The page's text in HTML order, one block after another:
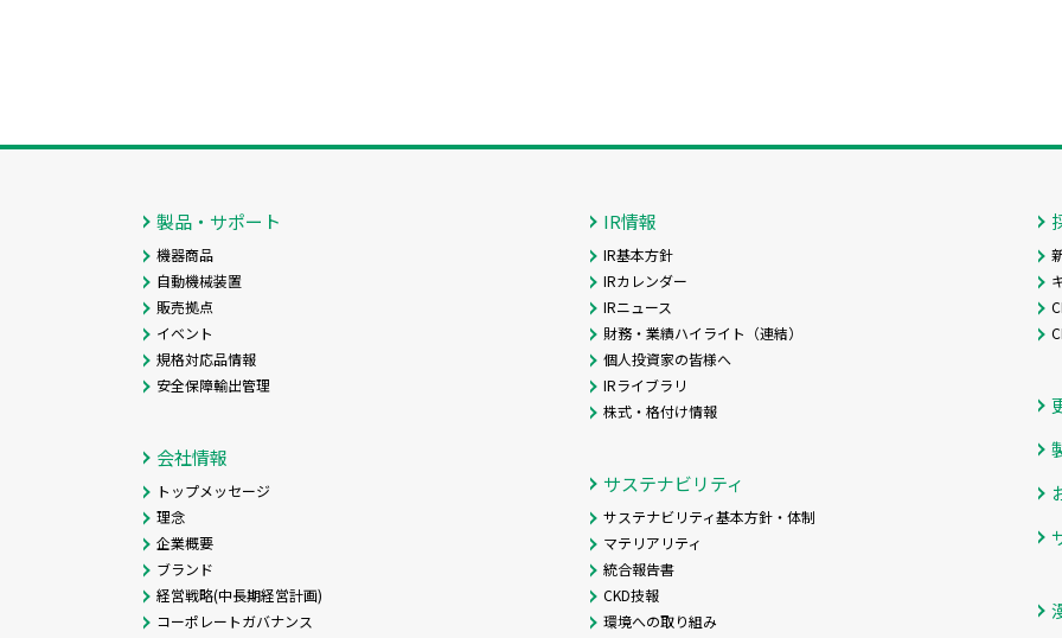
製品・サポート
機器商品
自動機械装置
販売拠点
イベント
規格対応品情報
安全保障輸出管理
会社情報
トップメッセージ
理念
企業概要
ブランド
経営戦略(中長期経営計画)
コーポレートガバナンス
IR情報
IR基本方針
IRカレンダー
IRニュース
財務・業績ハイライト（連結）
個人投資家の皆様へ
IRライブラリ
株式・格付け情報
サステナビリティ
サステナビリティ基本方針・体制
マテリアリティ
統合報告書
CKD技報
環境への取り組み